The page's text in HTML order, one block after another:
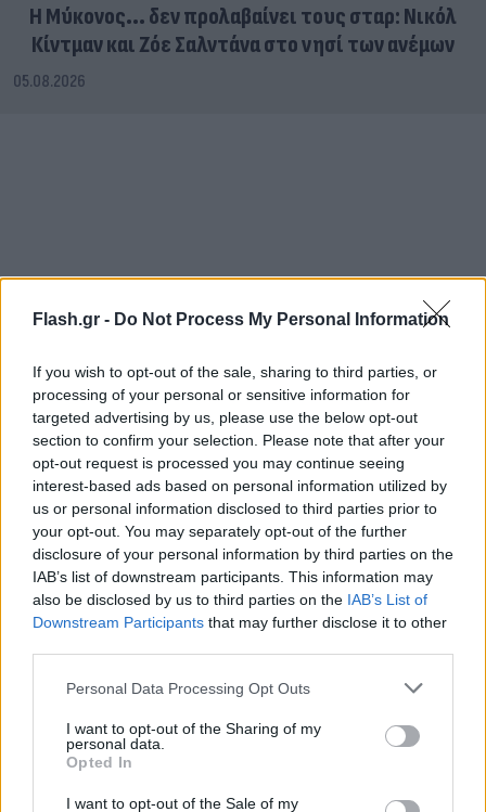
Flash.gr - Do Not Process My Personal Information
If you wish to opt-out of the sale, sharing to third parties, or
processing of your personal or sensitive information for
targeted advertising by us, please use the below opt-out
section to confirm your selection. Please note that after your
opt-out request is processed you may continue seeing
interest-based ads based on personal information utilized by
us or personal information disclosed to third parties prior to
your opt-out. You may separately opt-out of the further
disclosure of your personal information by third parties on the
IAB’s list of downstream participants. This information may
also be disclosed by us to third parties on the IAB’s List of
Downstream Participants that may further disclose it to other
Please note that this website/app uses one or more Google
not limited to your visit or usage behaviour. You may click to
grant or deny consent to Google and its third-party tags to
use your data for below specified purposes in below Google
consent section.
Personal Data Processing Opt Outs
I want to opt-out of the Sharing of my
personal data.
Opted In
I want to opt-out of the Sale of my
Η Μύκονος... δεν προλαβαίνει τους σταρ: Νικόλ
Κίντμαν και Ζόε Σαλντάνα στο νησί των ανέμων
05.08.2026